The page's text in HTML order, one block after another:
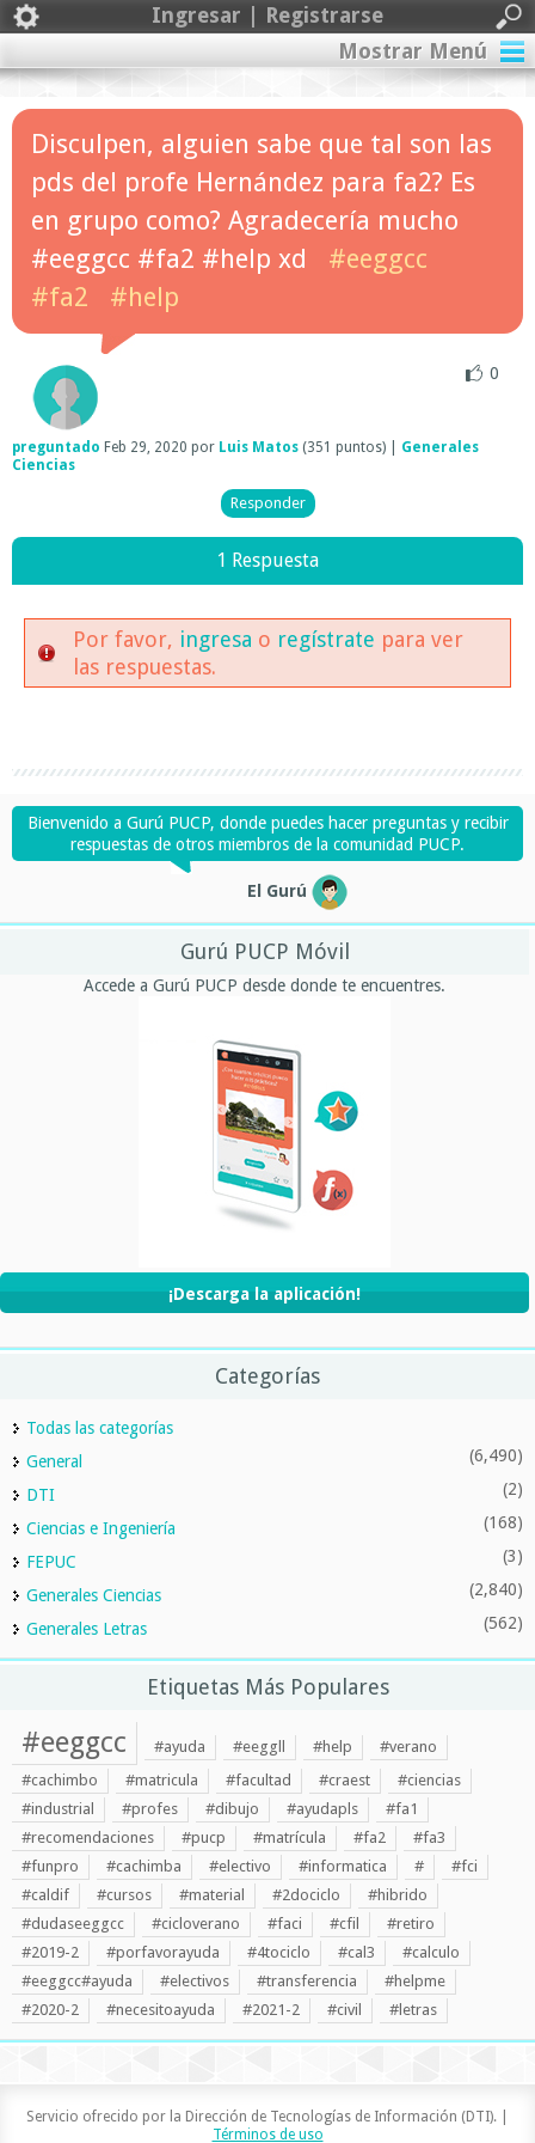
Ingresar | Registrarse
Mostrar Menú
Disculpen, alguien sabe que tal son las
pds del profe Hernández para fa2? Es
en grupo como? Agradecería mucho
#eeggcc #fa2 #help xd
#eeggcc
#fa2
#help
0
preguntado Feb 29, 2020 por Luis Matos (351 puntos)
Generales
Ciencias
1 Respuesta
Por favor, ingresa o regístrate para ver
las respuestas.
Bienvenido a Gurú PUCP, donde puedes hacer preguntas y recibir
respuestas de otros miembros de la comunidad PUCP.
El Gurú
Gurú PUCP Móvil
Accede a Gurú PUCP desde donde te encuentres.
¡Descarga la aplicación!
Categorías
Todas las categorías
General
(6,490)
DTI (2)
Ciencias e Ingeniería (168)
FEPUC (3)
Generales Ciencias (2,840)
Generales Letras (562)
Etiquetas Más Populares
#eeggcc #ayuda #eeggll #help
#verano
#cachimbo
#matricula #facultad #craest
#ciencias
#industrial
#profes #dibujo #ayudapls
#fa1
#recomendaciones
#pucp #matrícula #fa2
#fa3
#funpro
#cachimba #electivo #informatica #
#fci
#caldif
#cursos #material #2dociclo
#hibrido
#dudaseeggcc
#cicloverano #faci #cfil
#retiro
#2019-2
#porfavorayuda #4tociclo #cal3
#calculo
#eeggcc#ayuda
#electivos #transferencia
#helpme
#2020-2
#necesitoayuda #2021-2 #civil #letras
Servicio ofrecido por la Dirección de Tecnologías de Información (DTI). |
Términos de uso